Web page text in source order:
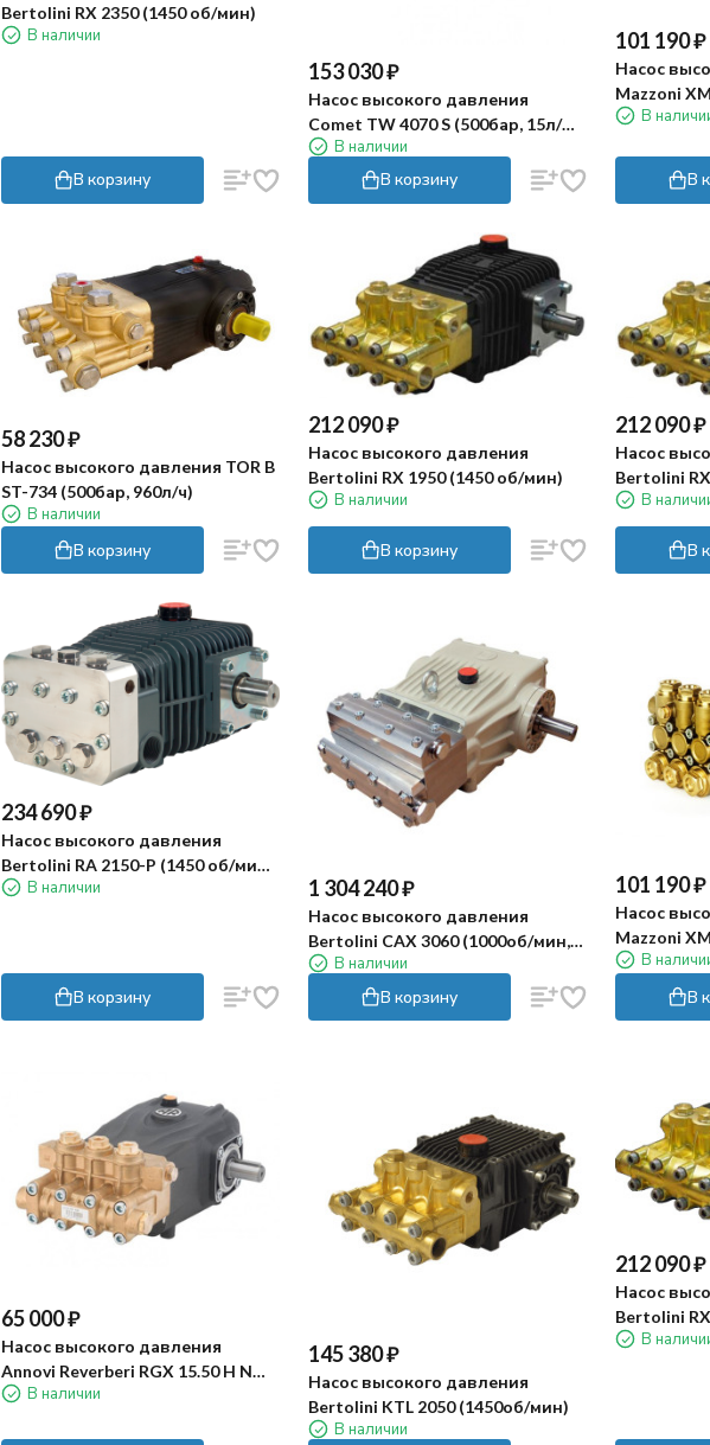
Bertolini RX 2350 (1450 об/мин)
В наличии
В корзину
153 030₽
Насос высокого давления
Comet TW 4070 S (500бар, 15л/
мин)В наличии
В корзину
101 190₽
Насос
Mazzoni
мин)
В
В
58 230₽
Насос высокого давления TOR B
ST-734 (500бар, 960л/ч)
В наличии
В корзину
212 090₽
Насос высокого давления
Bertolini RX 1950 (1450 об/мин)
В наличии
В корзину
212 090₽
Насос
Bertolini
В
В
234 690₽
Насос высокого давления
Bertolini RA 2150-P (1450 об/мин,
сталь 316)
В наличии
В корзину
1 304 240₽
Насос высокого давления
Bertolini CAX 3060 (1000об/мин,
сталь 316, 600бар)
В наличии
В корзину
101 190₽
Насос
Mazzoni
мин)
В
В
65 000₽
Насос высокого давления
Annovi Reverberi RGX 15.50 H N
(15л/мин, 500бар)
В наличии
145 380₽
Насос высокого давления
Bertolini KTL 2050 (1450об/мин)
В наличии
212 090₽
Насос
Bertolini
мин)
В